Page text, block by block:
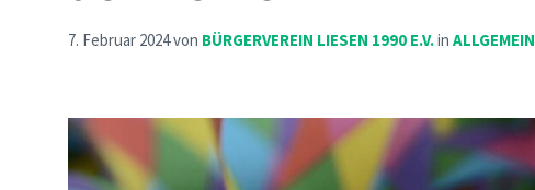
7. Februar 2024von BÜRGERVEREIN LIESEN 1990 E.V.in ALLGEMEIN